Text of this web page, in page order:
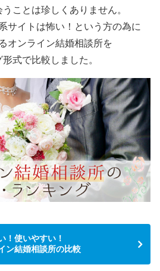
ことは珍しくありません。
サイトは怖い！という方の為に
オンライン結婚相談所を
式で比較しました。
！使いやすい！
ン結婚相談所の比較